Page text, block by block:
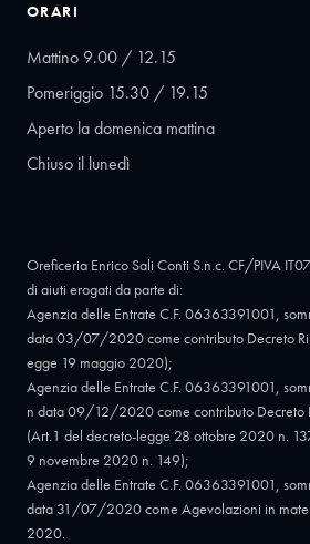
ORARI
Mattino 9.00 / 12.15
Pomeriggio 15.30 / 19.15
Aperto la domenica mattina
Chiuso il lunedì
Oreficeria Enrico Sali Conti S.n.c. CF/PIVA
di aiuti erogati da parte di:
Agenzia delle Entrate C.F. 06363391001,
data 03/07/2020 come contributo Decreto
egge 19 maggio 2020);
Agenzia delle Entrate C.F. 06363391001,
n data 09/12/2020 come contributo Decreto
(Art.1 del decreto-legge 28 ottobre 2020 n.
9 novembre 2020 n. 149);
Agenzia delle Entrate C.F. 06363391001,
data 31/07/2020 come Agevolazioni in
2020.